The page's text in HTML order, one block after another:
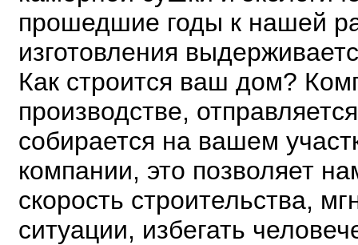
прошедшие годы к нашей
изготовления
Как строится ваш дом?
производстве,
собирается на вашем
компании, это позволяет
скорость строительства,
ситуации, избегать